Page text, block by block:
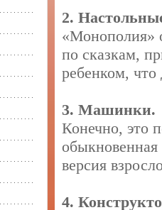
2.
«Монополия»
по сказкам,
ребенком, что
3. Машинки.
Конечно, это
версия
4.